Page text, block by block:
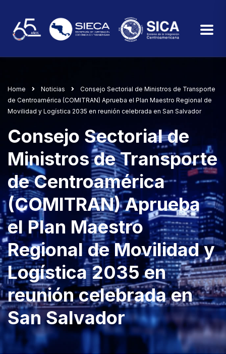
Home Noticias
Consejo Sectorial de Ministros de Transporte
de Centroamérica (COMITRAN) Aprueba el Plan Maestro Regional de
Movilidad y Logística 2035 en reunión celebrada en San Salvador
Consejo Sectorial de
Ministros de Transporte
de Centroamérica
(COMITRAN) Aprueba
el Plan Maestro
Regional de Movilidad y
Logística 2035 en
reunión celebrada en
San Salvador